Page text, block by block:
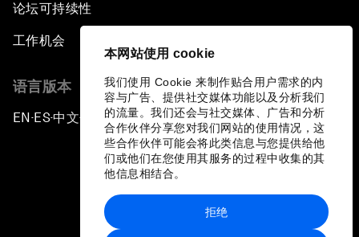
本网站使用 cookie
我们使用 Cookie 来制作贴合用户需求的内
容与广告、提供社交媒体功能以及分析我们
的流量。我们还会与社交媒体、广告和分析
合作伙伴分享您对我们网站的使用情况，这
些合作伙伴可能会将此类信息与您提供给他
们或他们在您使用其服务的过程中收集的其
他信息相结合。
拒绝
论坛可持续性
工作机会
语言版本
EN ▪ ES▪中文▪ 日本語